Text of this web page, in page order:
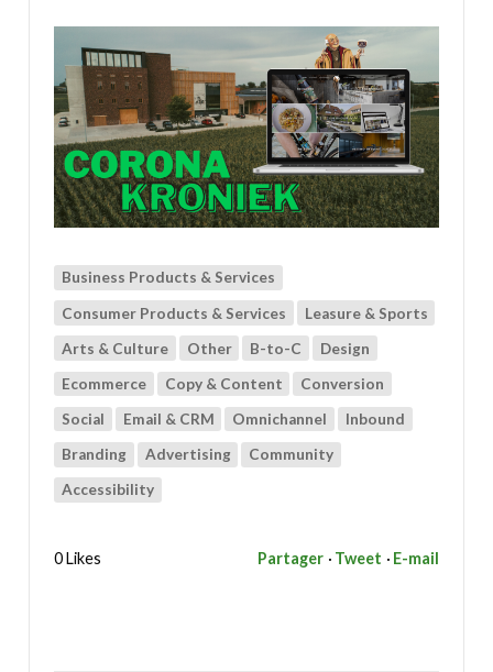
Business Products & Services
Consumer Products & Services Leasure & Sports
Arts & Culture Other B-to-C Design
Ecommerce Copy & Content Conversion
Social Email & CRM Omnichannel Inbound
Branding Advertising Community
Accessibility
0 Likes Partager Tweet E-mail